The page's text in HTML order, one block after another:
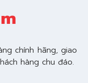
chính hãng, giao
hàng chu đáo.